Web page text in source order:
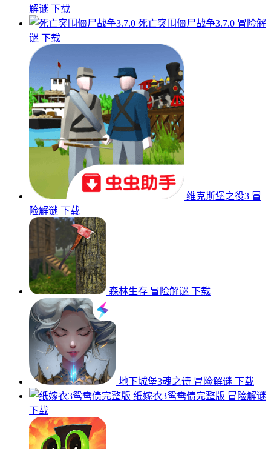
解谜 下载
死亡突围僵尸战争3.7.0 冒险解
谜 下载
维克斯堡之役3 冒
险解谜 下载
森林生存 冒险解谜 下载
地下城堡3魂之诗 冒险解谜 下载
纸嫁衣3鸳鸯债完整版 冒险解谜
下载